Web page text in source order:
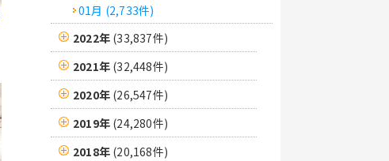
01月 (2,733件)
2022年 (33,837件)
2021年 (32,448件)
2020年 (26,547件)
2019年 (24,280件)
2018年 (20,168件)